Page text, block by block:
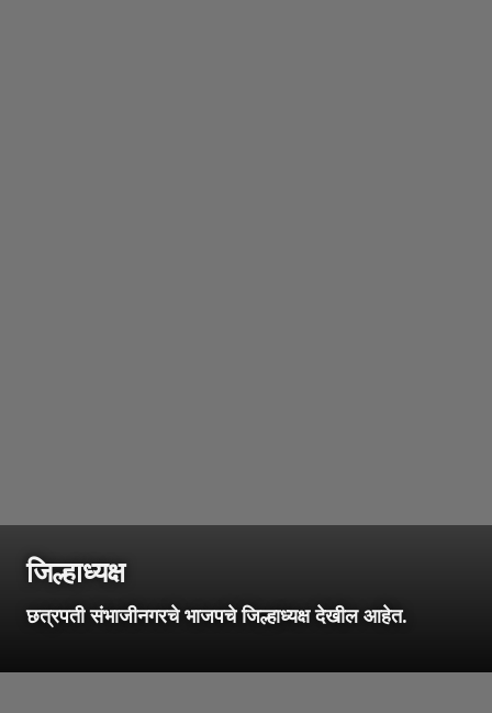
जिल्हाध्यक्ष
छत्रपती संभाजीनगरचे भाजपचे जिल्हाध्यक्ष देखील आहेत.